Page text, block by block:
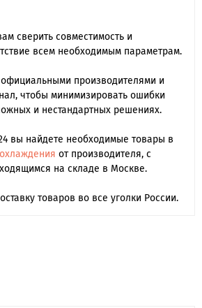
сверить совместимость и
всем необходимым параметрам.
производителями и
чтобы минимизировать ошибки
и нестандартных решениях.
вы найдете необходимые товары в
от производителя, с
на складе в Москве.
товаров во все уголки России.